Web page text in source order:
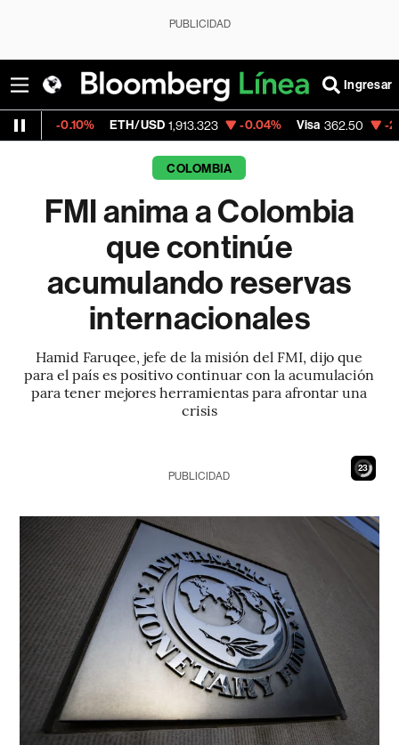
PUBLICIDAD
Ingresar
ETH/USD 1,913.323 -0.04% Visa 362.50 -2.15%
COLOMBIA
FMI anima a Colombia
que continúe
acumulando reservas
internacionales
Hamid Faruqee, jefe de la misión del FMI, dijo que
para el país es positivo continuar con la acumulación
para tener mejores herramientas para afrontar una
crisis
22
PUBLICIDAD